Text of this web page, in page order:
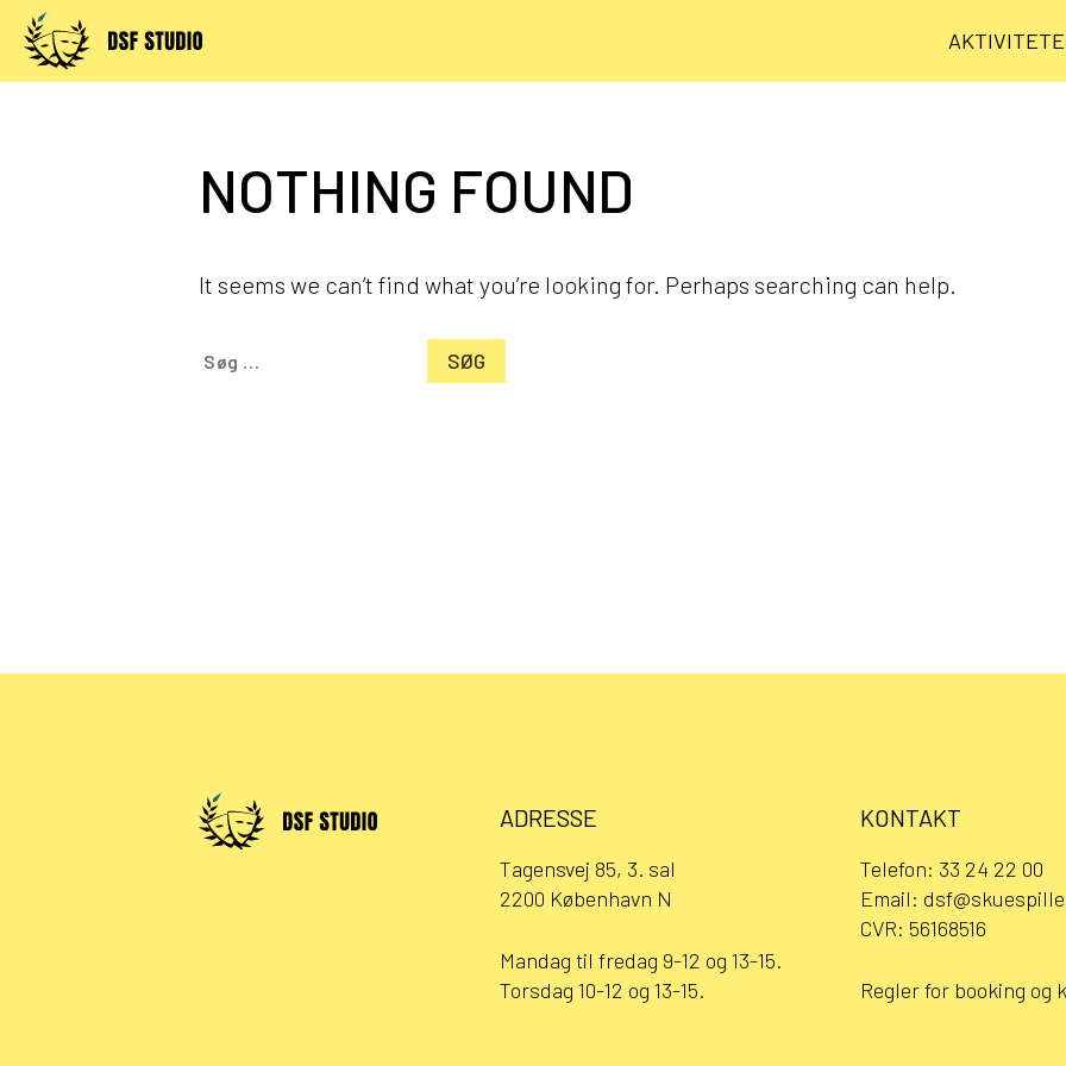
Skip
NOTHING FOUND
It seems we can’t find what you’re looking for. Perhaps searching can help.
Søg
ADRESSE
Tagensvej 85, 3. sal
2200 København N
Mandag til fredag 9-12 og 13-15.
Torsdag 10-12 og 13-15.
KONTAKT
Telefon: 33 24 22 00
Email:
CVR: 56168516
Regler for booking og